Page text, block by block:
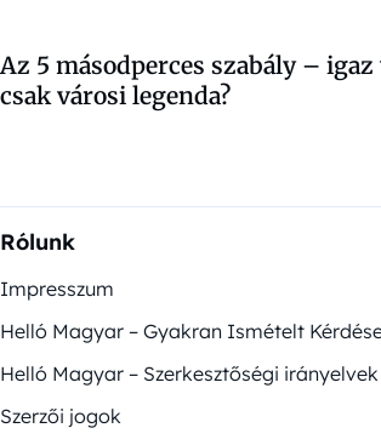
Az 5 másodperces szabály – igaz
csak városi legenda?
Rólunk
Impresszum
Helló Magyar – Gyakran Ismételt
Helló Magyar – Szerkesztőségi irányelvek
Szerzői jogok